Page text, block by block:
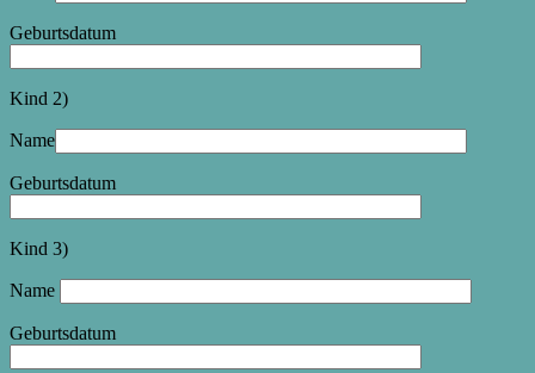
Geburtsdatum
Kind 2)
Name
Geburtsdatum
Kind 3)
Name
Geburtsdatum